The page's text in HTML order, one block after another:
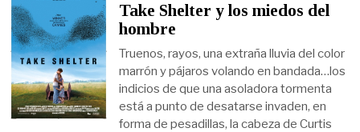
Take Shelter y los miedos del
hombre
Truenos, rayos, una extraña lluvia del color
marrón y pájaros volando en bandada…los
indicios de que una asoladora tormenta
está a punto de desatarse invaden, en
forma de pesadillas, la cabeza de Curtis